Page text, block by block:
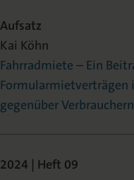
Aufsatz
Kai Köhn
Fahrradmiete – Ein
Formularmietverträgen
gegenüber Verbrauchern
2024 | Heft 09